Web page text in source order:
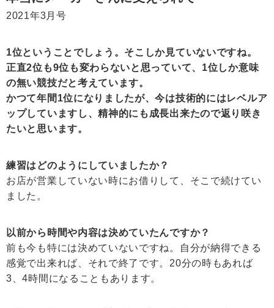
2021年3月号
1位ということでしょう。そこしか見ていないですね。
正直2位も9位も変わらないと思っていて、1位しか意味
の無い競技だと考えています。
かつて年間1位になりましたが、今は技術的にはレベルア
ップしていますし、精神的にも成長出来たので返り咲き
たいと思います。
練習はどのようにしていましたか？
お店が営業していない時にお借りして、そこで続けてい
ました。
以前から時間や内容は決めていたんですか？
前も今も特には決めていないですね。自分が納得できる
感覚で出来れば、それで終了です。20分の時もあれば
3、4時間になることもあります。